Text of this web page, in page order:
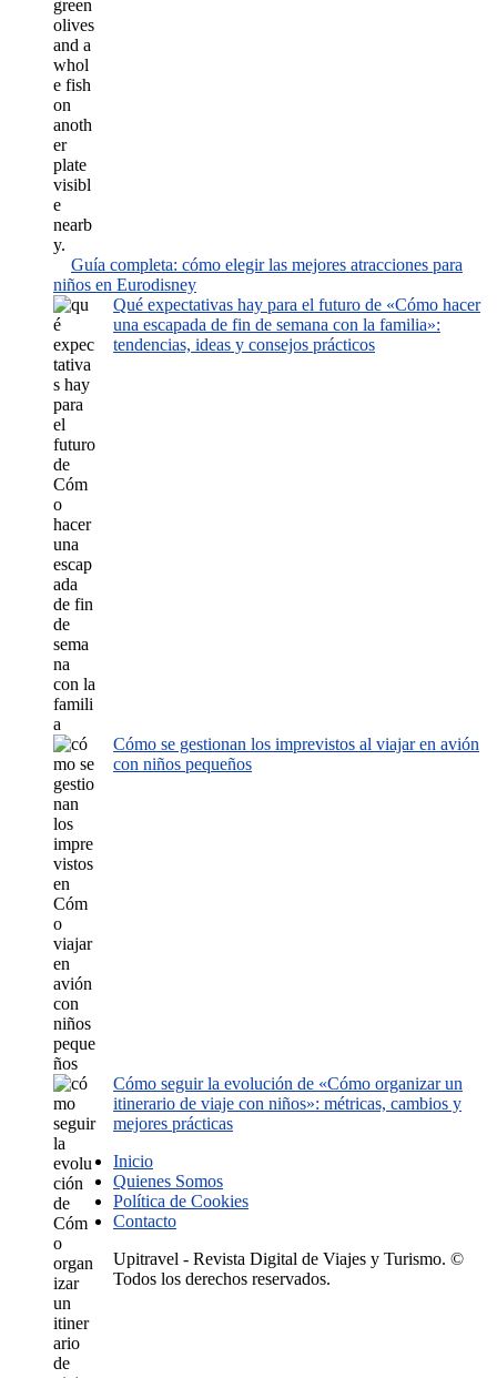
Guía completa: cómo elegir las mejores atracciones para
niños en Eurodisney
Qué expectativas hay para el futuro de «Cómo hacer
una escapada de fin de semana con la familia»:
tendencias, ideas y consejos prácticos
Cómo se gestionan los imprevistos al viajar en avión
con niños pequeños
Cómo seguir la evolución de «Cómo organizar un
itinerario de viaje con niños»: métricas, cambios y
mejores prácticas
Inicio
Quienes Somos
Política de Cookies
Contacto
Upitravel - Revista Digital de Viajes y Turismo. ©
Todos los derechos reservados.